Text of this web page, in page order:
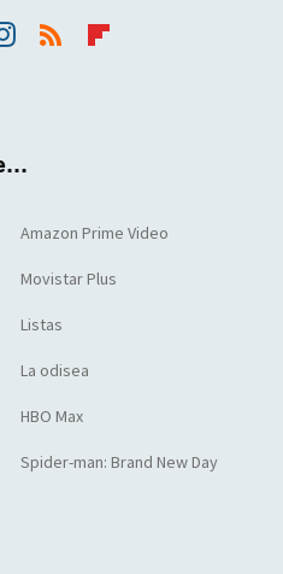
Amazon Prime Video
Movistar Plus
Listas
La odisea
HBO Max
Spider-man: Brand New Day